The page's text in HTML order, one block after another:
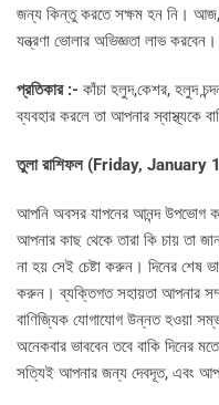
জন্য কিন্তু করতে সক্ষম হন নি। আজ,
যন্ত্রণা ভোলার অভিজ্ঞতা লাভ করবেন।
প্রতিকার :- কাঁচা হলুদ,কেশর, হলুদ
ব্যবহার করলে তা আপনার স্বাস্থ্যকে
তুলা রাশিফল (Friday, January
আপনি অবসর যাপনের আনন্দ উপভোগ
আপনার কাছ থেকে তারা কি চায় তা
না হয় সেই চেষ্টা করুন। দিনের
করুন। ব্যক্তিগত সহায়তা আপনার
বাণিজ্যিক যোগাযোগ উন্নত হওয়া
অনেকবার ভাববেন তবে বাকি দিনের
সত্যিই আপনার জন্য দেবদূত, এবং